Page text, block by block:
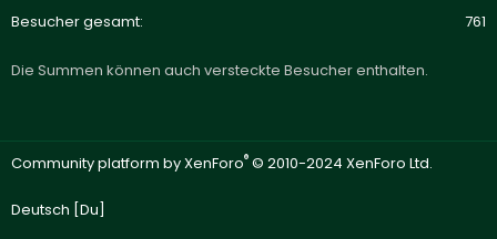
Besucher gesamt 761
Die Summen können auch versteckte Besucher enthalten.
Community platform by XenForo® © 2010-2024 XenForo Ltd.
Deutsch [Du]